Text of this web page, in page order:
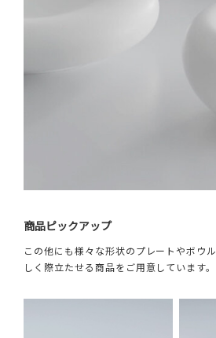
商品ピックアップ
この他にも様々な形状のプレートやボウ
しく際立たせる商品をご用意しています。